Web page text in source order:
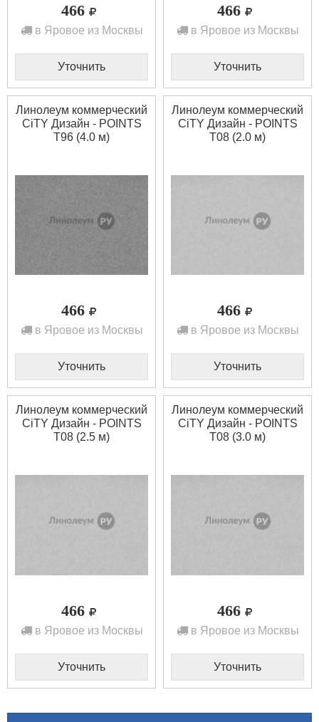
466
в Яровое из Москвы
Уточнить
466
в Яровое из Москвы
Уточнить
Линолеум коммерческий
CiTY Дизайн - POINTS
T96 (4.0 м)
466
в Яровое из Москвы
Уточнить
Линолеум коммерческий
CiTY Дизайн - POINTS
T08 (2.0 м)
466
в Яровое из Москвы
Уточнить
Линолеум коммерческий
CiTY Дизайн - POINTS
T08 (2.5 м)
466
в Яровое из Москвы
Уточнить
Линолеум коммерческий
CiTY Дизайн - POINTS
T08 (3.0 м)
466
в Яровое из Москвы
Уточнить